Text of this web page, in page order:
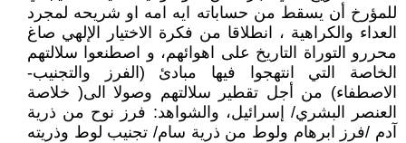
للمؤرخ أن يسقط من حساباته ايه امه او شريحه لمجرد
العداء والكراهية ، انطلاقا من فكرة الاختيار الإلهي صاغ
محررو التوراة التاريخ على اهوائهم، و اصطنعوا سلالتهم
الخاصة التي انتهجوا فيها مبادئ (الفرز والتجنيب-
الاصطفاء) من أجل تقطير سلالتهم وصولا الى( خلاصة
العنصر البشري/ إسرائيل، والشواهد: فرز نوح من ذرية
آدم /فرز ابرهام ولوط من ذرية سام/ تجنيب لوط وذريته